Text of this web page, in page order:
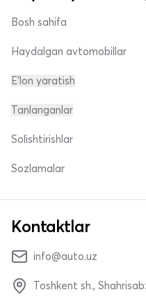
Bosh sahifa
Haydalgan avtomobillar
E'lon yaratish
Tanlanganlar
Solishtirishlar
Sozlamalar
Kontaktlar
info@auto.uz
Toshkent sh.,